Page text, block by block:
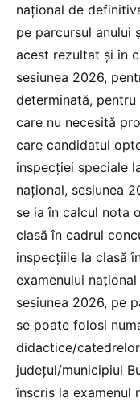
național de
pe parcursul anului
acest rezultat și în
sesiunea 2026,
determinată,
care nu necesită
care candidatul
inspecției speciale
naţional, sesiunea
se ia în calcul nota
clasă în cadrul
inspecțiile la clasă
examenului
sesiunea 2026, pe
se poate folosi
didactice/
judeţul/municipiul
înscris la examenul